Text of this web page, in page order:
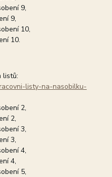
9,
9,
10,
10.
listů:
listy-na-nasobilku-
2,
2,
3,
3,
4,
4,
5,